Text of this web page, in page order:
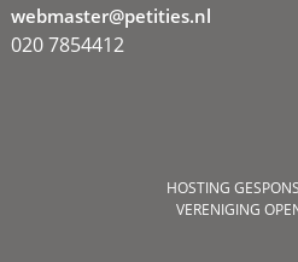
webmaster@petities.nl
020 7854412
HOSTING
VERENIGING